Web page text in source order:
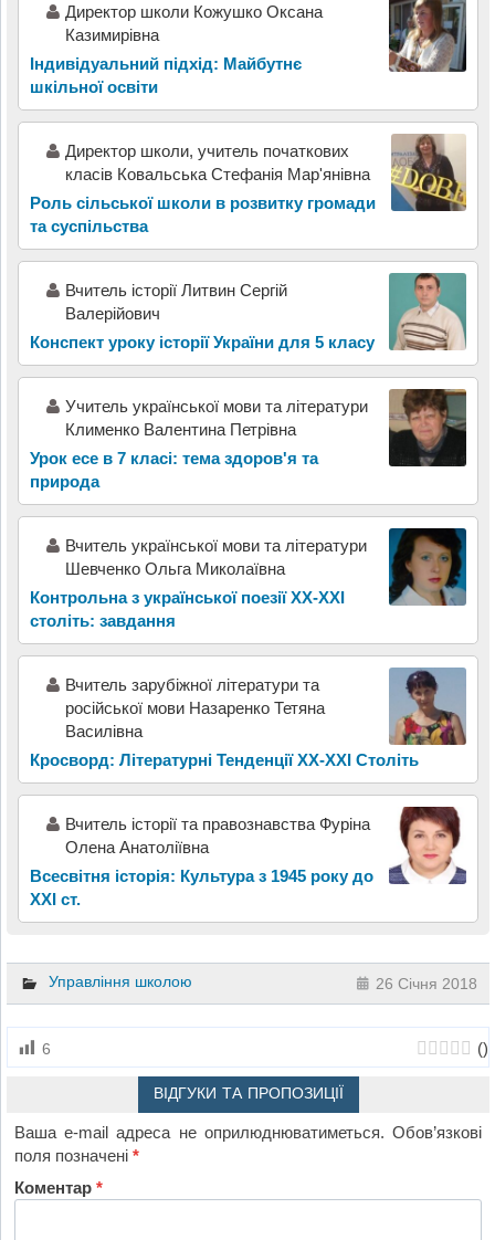
Директор школи Кожушко Оксана
Казимирівна
Індивідуальний підхід: Майбутнє
шкільної освіти
Директор школи, учитель початковиx
класів Ковальська Стефанія Мар'янівна
Роль сільської школи в розвитку громади
та суспільства
Вчитель історії Литвин Сергій
Валерійович
Конспект уроку історії України для 5 класу
Учитель української мови та літератури
Клименко Валентина Петрівна
Урок есе в 7 класі: тема здоров'я та
природа
Вчитель української мови та літератури
Шевченко Ольга Миколаївна
Контрольна з української поезії ХХ-ХХІ
століть: завдання
Вчитель зарубіжної літератури та
російської мови Назаренко Тетяна
Василівна
Кросворд: Літературні Тенденції ХХ-ХХІ Століть
Вчитель історії та правознавства Фуріна
Олена Анатоліївна
Всесвітня історія: Культура з 1945 року до
XXI ст.
Управління школою 26 Січня 2018
6 ()
ВІДГУКИ ТА ПРОПОЗИЦІЇ
Ваша e-mail адреса не оприлюднюватиметься. Обов’язкові
поля позначені*
Коментар*